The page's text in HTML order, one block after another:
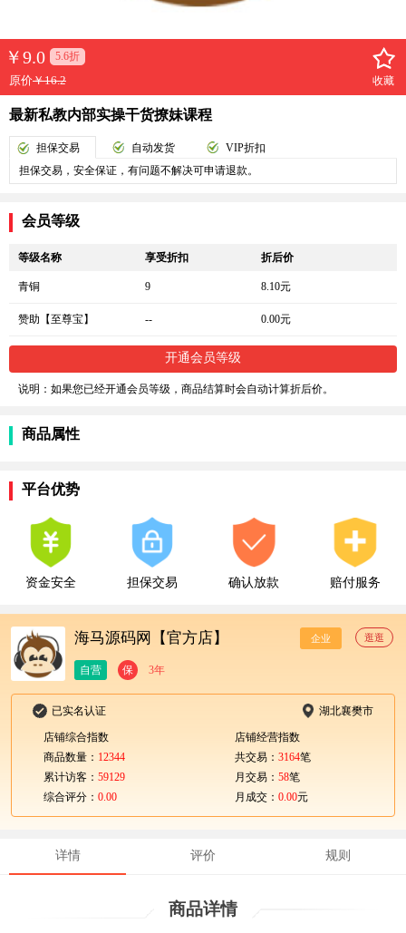
￥9.0 5.6折
原价￥16.2 收藏
最新私教内部实操干货撩妹课程
担保交易 自动发货
VIP折扣
担保交易，安全保证，有问题不解决可申请退款。
会员等级
等级名称 享受折扣 折后价
青铜 9 8.10元
赞助【至尊宝】 -- 0.00元
开通会员等级
说明：如果您已经开通会员等级，商品结算时会自动计算折后价。
商品属性
平台优势
资金安全 担保交易 确认放款 赔付服务
海马源码网【官方店】 企业 逛逛
自营 保 3年
已实名认证 湖北襄樊市
店铺综合指数
商品数量： 12344
累计访客： 59129
综合评分： 0.00
店铺经营指数
共交易： 3164笔
月交易： 58笔
月成交： 0.00元
详情 评价 规则
商品详情